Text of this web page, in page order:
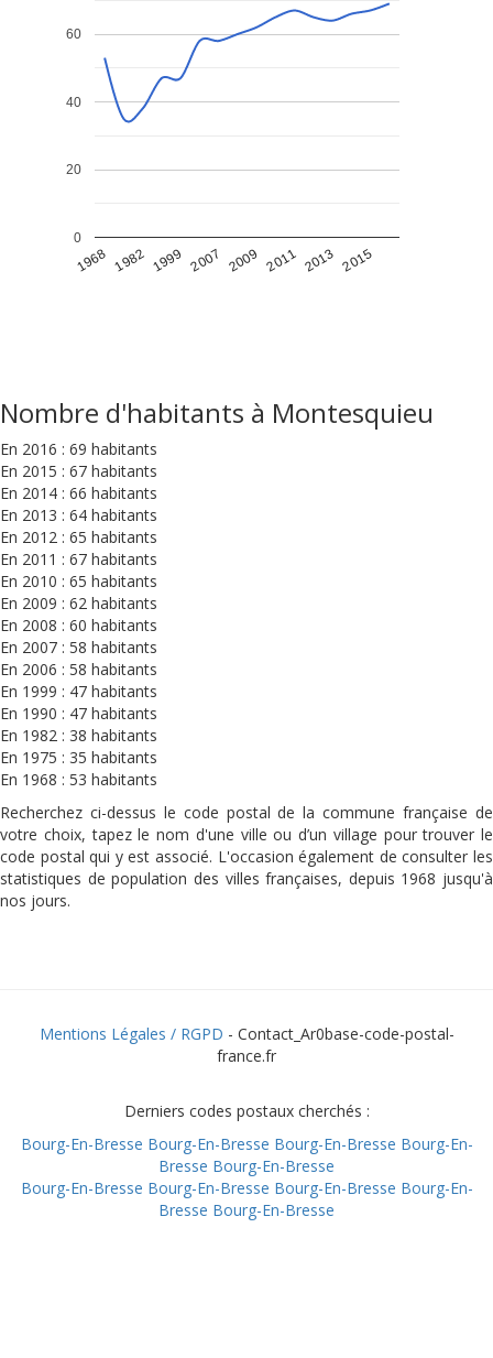
1968 1982 1999 2007 2009 2011 2013 2015
0
20
40
60
Nombre d'habitants à Montesquieu
En 2016 : 69 habitants
En 2015 : 67 habitants
En 2014 : 66 habitants
En 2013 : 64 habitants
En 2012 : 65 habitants
En 2011 : 67 habitants
En 2010 : 65 habitants
En 2009 : 62 habitants
En 2008 : 60 habitants
En 2007 : 58 habitants
En 2006 : 58 habitants
En 1999 : 47 habitants
En 1990 : 47 habitants
En 1982 : 38 habitants
En 1975 : 35 habitants
En 1968 : 53 habitants
Recherchez ci-dessus le code postal de la commune française de
votre choix, tapez le nom d'une ville ou d’un village pour trouver le
code postal qui y est associé. L'occasion également de consulter les
statistiques de population des villes françaises, depuis 1968 jusqu'à
nos jours.
Mentions Légales / RGPD - Contact_Ar0base-code-postal-
france.fr
Derniers codes postaux cherchés :
Bourg-En-Bresse Bourg-En-Bresse Bourg-En-Bresse Bourg-En-
Bresse Bourg-En-Bresse
Bourg-En-Bresse Bourg-En-Bresse Bourg-En-Bresse Bourg-En-
Bresse Bourg-En-Bresse